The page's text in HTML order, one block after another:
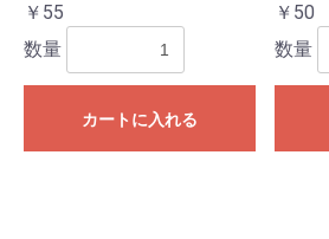
￥55
数量
カートに入れる
￥50
数量